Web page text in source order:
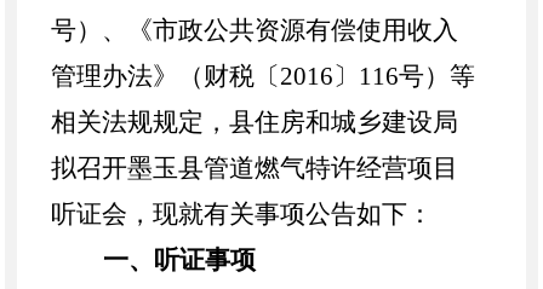
号）、《市政公共资源有偿使用收入
管理办法》（财税〔2016〕116号）等
相关法规规定，县住房和城乡建设局
拟召开墨玉县管道燃气特许经营项目
听证会，现就有关事项公告如下：
一、听证事项